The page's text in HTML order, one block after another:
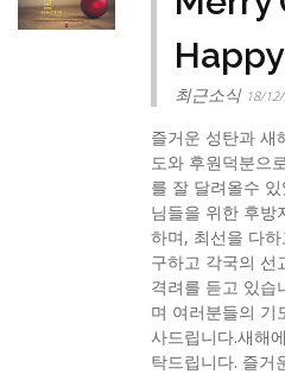
최근소식 18/
즐거운 성탄과 새
도와 후원덕분으
를 잘 달려올수
님들을 위한 후방
하며, 최선을 다
구하고 각국의 선
격려를 듣고 있습
며 여러분들의 기
사드립니다.새해
탁드립니다. 즐거